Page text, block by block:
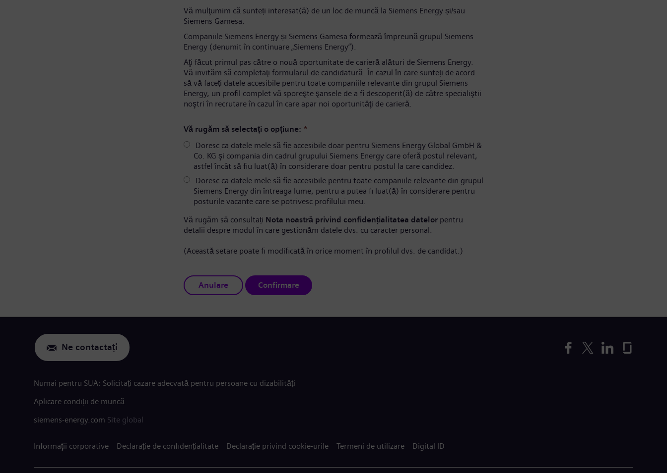
Vă mulţumim că sunteți interesat(ă) de un loc de muncă la Siemens Energy și/sau
Siemens Gamesa.
Companiile Siemens Energy și Siemens Gamesa formează împreună grupul Siemens
Energy (denumit în continuare „Siemens Energy”).
Aţi făcut primul pas către o nouă oportunitate de carieră alături de Siemens Energy.
Vă invităm să completaţi formularul de candidatură. În cazul în care sunteți de acord
să vă faceți datele accesibile pentru toate companiile relevante din grupul Siemens
Energy, un profil complet vă sporeşte şansele de a fi descoperit(ă) de către specialiştii
noştri în recrutare în cazul în care apar noi oportunităţi de carieră.
Vă rugăm să selectați o opțiune: *
Doresc ca datele mele să fie accesibile doar pentru Siemens Energy Global GmbH &
Co. KG şi compania din cadrul grupului Siemens Energy care oferă postul relevant,
astfel încât să fiu luat(ă) în considerare doar pentru postul la care candidez.
Doresc ca datele mele să fie accesibile pentru toate companiile relevante din grupul
Siemens Energy din întreaga lume, pentru a putea fi luat(ă) în considerare pentru
posturile vacante care se potrivesc profilului meu.
Vă rugăm să consultați Nota noastră privind confidențialitatea datelor pentru
detalii despre modul în care gestionăm datele dvs. cu caracter personal.
(Această setare poate fi modificată în orice moment în profilul dvs. de candidat.)
Anulare Confirmare
Ne contactați
Numai pentru SUA: Solicitați cazare adecvată pentru persoane cu dizabilități
Aplicare condiții de muncă
siemens-energy.com Site global
Informaţii corporative Declarație de confidențialitate Declarație privind cookie-urile Termeni de utilizare Digital ID